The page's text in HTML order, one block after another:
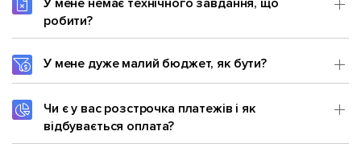
У мене немає технічного завдання, що
робити?
У мене дуже малий бюджет, як бути?
Чи є у вас розстрочка платежів і як
відбувається оплата?